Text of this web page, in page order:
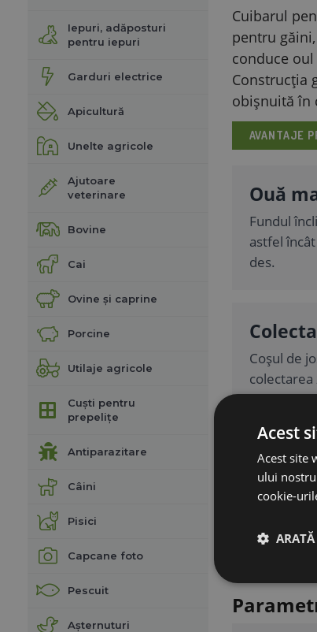
Iepuri, adăposturi
pentru iepuri
Garduri electrice
Apicultură
Unelte agricole
Ajutoare
veterinare
Bovine
Cai
Ovine și caprine
Porcine
Utilaje agricole
Cuști pentru
prepelițe
Antiparazitare
Câini
Pisici
Capcane foto
Pescuit
Așternuturi
Cuibarul
pentru
conduce
Construcția
obișnuită în
AVANTAJE
Ouă
Fundul
astfel
des.
Coșul de
colectarea
Cuibarul
puteți da
Acest
Acest site
ului
cookie-